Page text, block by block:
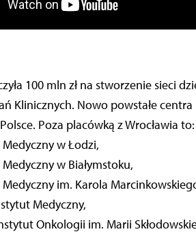
100 mln zł na stworzenie sieci
Klinicznych. Nowo powstałe
Poza placówką z Wrocławia to:
w Łodzi,
w Białymstoku,
im. Karola
Medyczny,
Onkologii im. Marii